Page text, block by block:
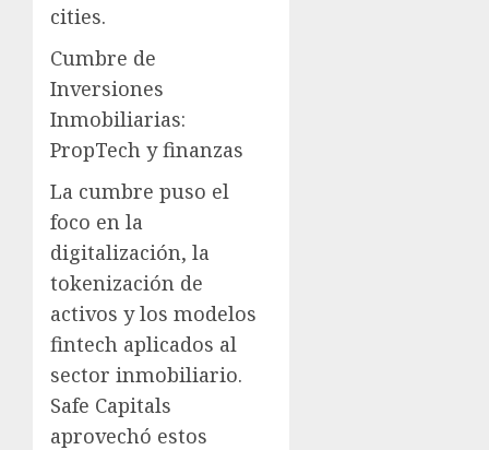
cities.
Cumbre de
Inversiones
Inmobiliarias:
PropTech y finanzas
La cumbre puso el
foco en la
digitalización, la
tokenización de
activos y los modelos
fintech aplicados al
sector inmobiliario.
Safe Capitals
aprovechó estos